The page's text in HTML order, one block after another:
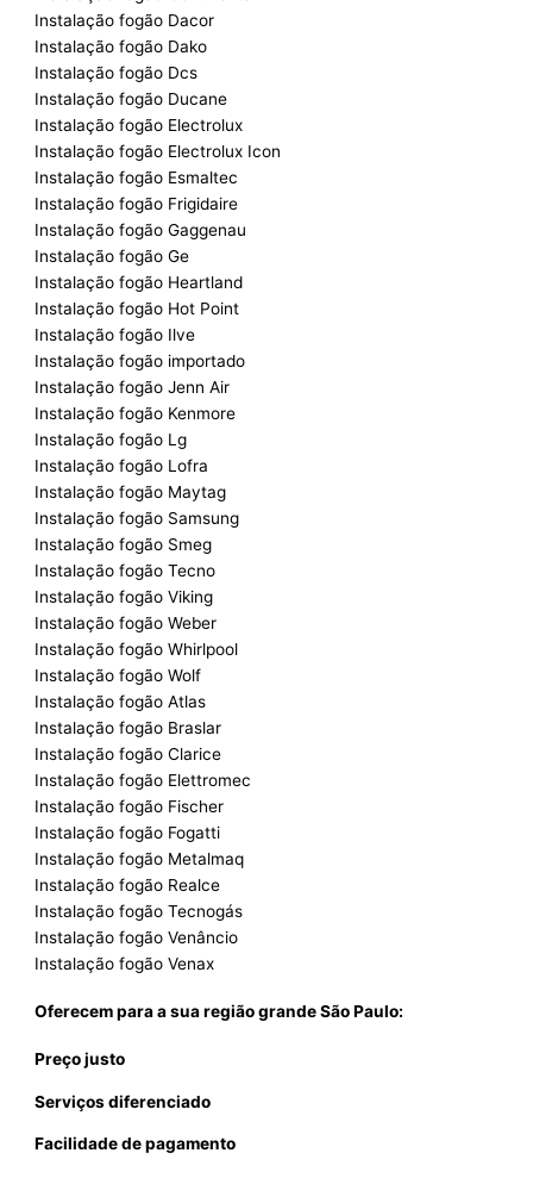
Instalação fogão Dacor
Instalação fogão Dako
Instalação fogão Dcs
Instalação fogão Ducane
Instalação fogão Electrolux
Instalação fogão Electrolux Icon
Instalação fogão Esmaltec
Instalação fogão Frigidaire
Instalação fogão Gaggenau
Instalação fogão Ge
Instalação fogão Heartland
Instalação fogão Hot Point
Instalação fogão Ilve
Instalação fogão importado
Instalação fogão Jenn Air
Instalação fogão Kenmore
Instalação fogão Lg
Instalação fogão Lofra
Instalação fogão Maytag
Instalação fogão Samsung
Instalação fogão Smeg
Instalação fogão Tecno
Instalação fogão Viking
Instalação fogão Weber
Instalação fogão Whirlpool
Instalação fogão Wolf
Instalação fogão Atlas
Instalação fogão Braslar
Instalação fogão Clarice
Instalação fogão Elettromec
Instalação fogão Fischer
Instalação fogão Fogatti
Instalação fogão Metalmaq
Instalação fogão Realce
Instalação fogão Tecnogás
Instalação fogão Venâncio
Instalação fogão Venax
Oferecem para a sua região grande São Paulo:
Preço justo
Serviços diferenciado
Facilidade de pagamento